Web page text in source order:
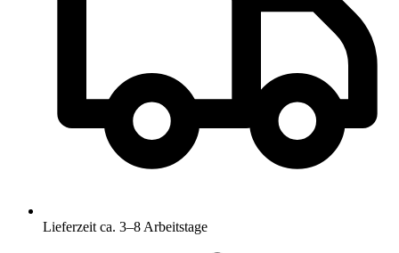
Lieferzeit ca. 3–8 Arbeitstage